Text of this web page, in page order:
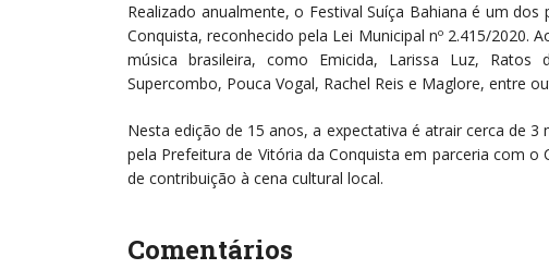
Realizado anualmente, o Festival Suíça Bahiana é um
Conquista, reconhecido pela Lei Municipal nº 2.415/2020.
música brasileira, como Emicida, Larissa Luz,
Supercombo, Pouca Vogal, Rachel Reis e Maglore, entre
Nesta edição de 15 anos, a expectativa é atrair cerca de
pela Prefeitura de Vitória da Conquista em parceria com
de contribuição à cena cultural local.
Comentários